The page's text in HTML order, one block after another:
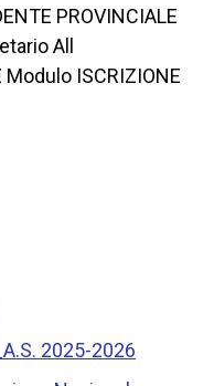
PROVINCIALE
All
Modulo ISCRIZIONE
2025-2026